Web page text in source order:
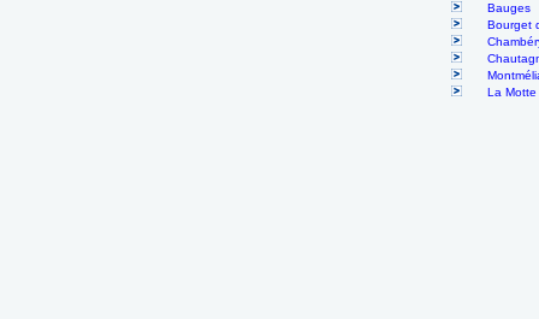
Bauges
Bourget
La Motte